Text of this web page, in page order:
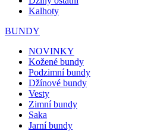
Kalhoty
BUNDY
NOVINKY
Kožené bundy
Podzimní bundy
Džínové bundy
Vesty
Zimní bundy
Saka
Jarní bundy